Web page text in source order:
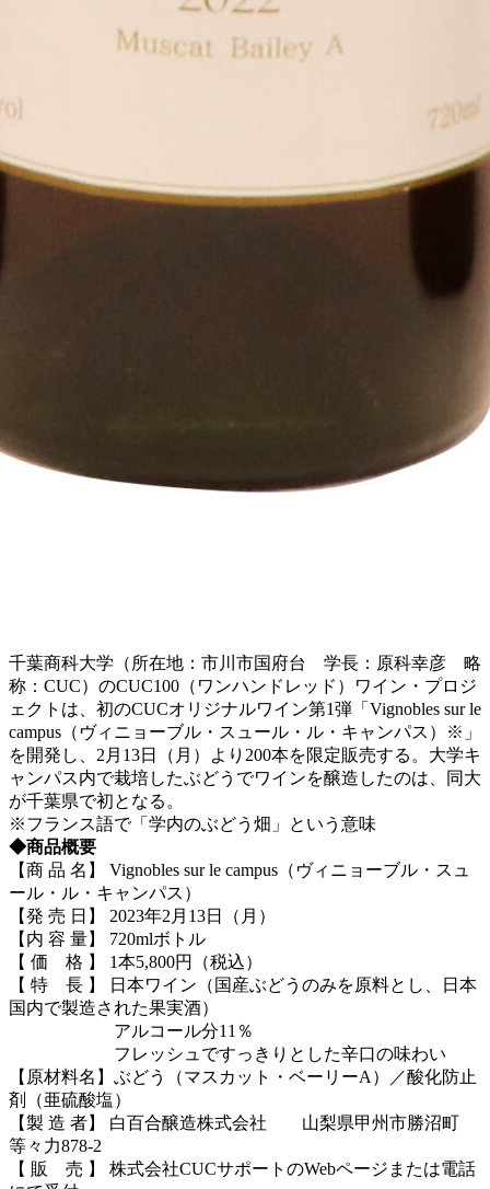
千葉商科大学（所在地：市川市国府台 学長：原科幸彦 略
称：CUC）のCUC100（ワンハンドレッド）ワイン・プロジ
ェクトは、初のCUCオリジナルワイン第1弾「Vignobles sur le
campus（ヴィニョーブル・スュール・ル・キャンパス）※」
を開発し、2月13日（月）より200本を限定販売する。大学キ
ャンパス内で栽培したぶどうでワインを醸造したのは、同大
が千葉県で初となる。
※フランス語で「学内のぶどう畑」という意味
◆商品概要
【商 品 名】 Vignobles sur le campus（ヴィニョーブル・スュ
ール・ル・キャンパス）
【発 売 日】 2023年2月13日（月）
【内 容 量】 720mlボトル
【 価 格 】 1本5,800円（税込）
【 特 長 】 日本ワイン（国産ぶどうのみを原料とし、日本
国内で製造された果実酒）
アルコール分11％
フレッシュですっきりとした辛口の味わい
【原材料名】ぶどう（マスカット・ベーリーA）／酸化防止
剤（亜硫酸塩）
【製 造 者】 白百合醸造株式会社 山梨県甲州市勝沼町
等々力878-2
【 販 売 】 株式会社CUCサポートのWebページまたは電話